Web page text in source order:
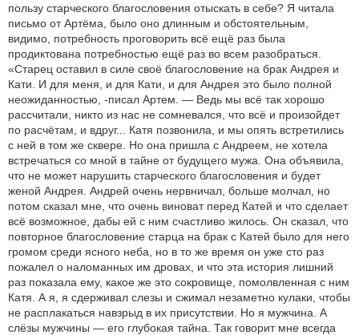
пользу старческого благословения отыскать в себе? Я читала
письмо от Артёма, было оно длинным и обстоятельным,
видимо, потребность проговорить всё ещё раз была
продиктована потребностью ещё раз во всем разобраться.
«Старец оставил в силе своё благословение на брак Андрея и
Кати. И для меня, и для Кати, и для Андрея это было полной
неожиданностью, -писал Артем. — Ведь мы всё так хорошо
рассчитали, никто из нас не сомневался, что всё и произойдет
по расчётам, и вдруг... Катя позвонила, и мы опять встретились
с ней в том же сквере. Но она пришла с Андреем, не хотела
встречаться со мной в тайне от будущего мужа. Она объявила,
что не может нарушить старческого благословения и будет
женой Андрея. Андрей очень нервничал, больше молчал, но
потом сказал мне, что очень виноват перед Катей и что сделает
всё возможное, дабы ей с ним счастливо жилось. Он сказал, что
повторное благословение старца на брак с Катей было для него
громом среди ясного неба, но в то же время он уже сто раз
пожалел о наломанных им дровах, и что эта история лишний
раз показала ему, какое же это сокровище, помолвленная с ним
Катя. А я, я сдерживал слезы и сжимал незаметно кулаки, чтобы
не расплакаться навзрыд в их присутствии. Но я мужчина. А
слёзы мужчины — его глубокая тайна. Так говорит мне всегда